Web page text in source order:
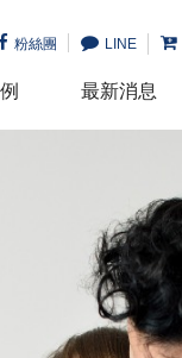
粉絲團 LINE
最新消息